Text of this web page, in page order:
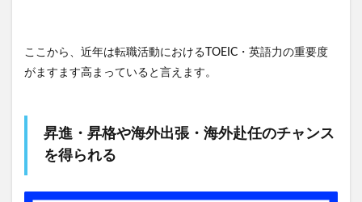
ここから、近年は転職活動におけるTOEIC・英語力の重要度
がますます高まっていると言えます。
昇進・昇格や海外出張・海外赴任のチャンス
を得られる